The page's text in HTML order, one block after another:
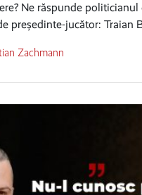
Ne răspunde politicianul
președinte-jucător: Traian
Zachmann